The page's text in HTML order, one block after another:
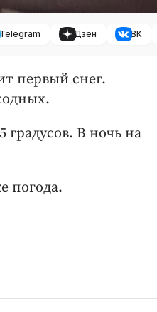
Telegram Дзен ВК
первый снег.
градусов. В ночь на
погода.